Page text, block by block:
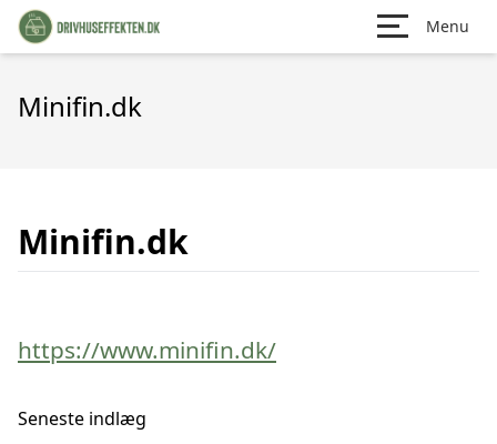
Menu
Minifin.dk
Minifin.dk
https://www.minifin.dk/
Seneste indlæg